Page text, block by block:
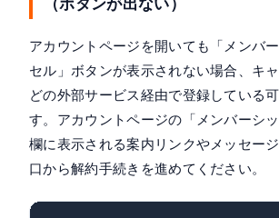
（ボタンが出ない）
アカウントページを開いても「メンバ
セル」ボタンが表示されない場合、キ
どの外部サービス経由で登録している
す。アカウントページの「メンバーシッ
欄に表示される案内リンクやメッセー
口から解約手続きを進めてください。